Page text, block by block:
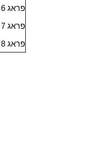
פראג 6
פראג 7
פראג 8